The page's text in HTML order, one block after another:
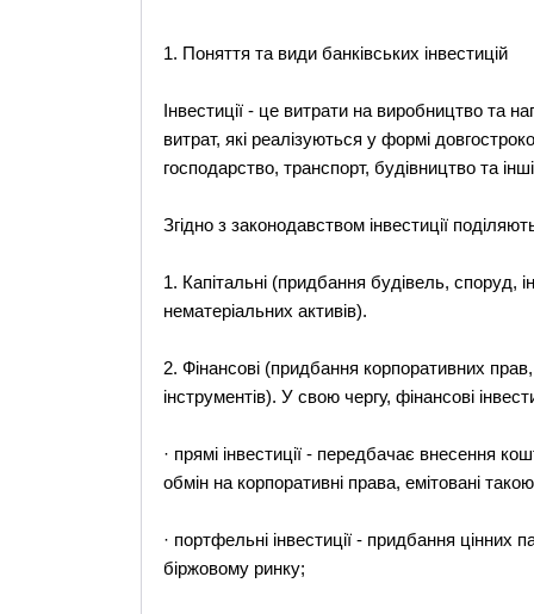
1. Поняття та види банківських інвестицій
Інвестиції - це витрати на виробництво та
витрат, які реалізуються у формі
господарство, транспорт, будівництво та
Згідно з законодавством інвестиції
1. Капітальні (придбання будівель, споруд,
нематеріальних активів).
2. Фінансові (придбання корпоративних
інструментів). У свою чергу, фінансові
· прямі інвестиції - передбачає внесення
обмін на корпоративні права, емітовані
· портфельні інвестиції - придбання цінних
біржовому ринку;